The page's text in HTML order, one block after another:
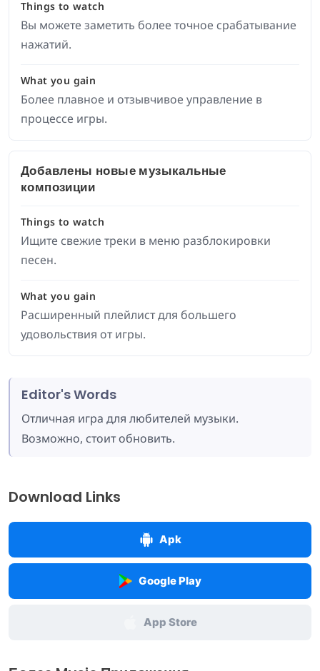
Things to watch
Вы можете заметить более точное срабатывание
нажатий.
What you gain
Более плавное и отзывчивое управление в
процессе игры.
Добавлены новые музыкальные
композиции
Things to watch
Ищите свежие треки в меню разблокировки
песен.
What you gain
Расширенный плейлист для большего
удовольствия от игры.
Editor's Words
Отличная игра для любителей музыки.
Возможно, стоит обновить.
Download Links
Apk
Google Play
App Store